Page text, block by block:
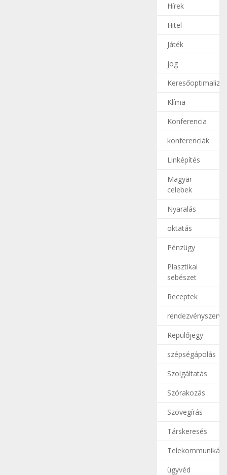
Hírek
Hitel
Játék
jog
Klíma
Konferencia
konferenciák
Linképítés
Magyar
celebek
Nyaralás
oktatás
Pénzügy
Plasztikai
sebészet
Receptek
Repülőjegy
szépségápolás
Szolgáltatás
Szórakozás
Szövegírás
Társkeresés
ügyvéd